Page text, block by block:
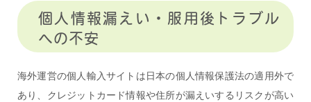
個人情報漏えい・服用後トラブル
への不安
海外運営の個人輸入サイトは日本の個人情報保護法の適用外で
あり、クレジットカード情報や住所が漏えいするリスクが高い